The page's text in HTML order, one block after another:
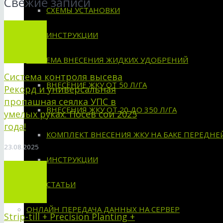
СХЕМЫ УСТАНОВКИ
ИНСТРУКЦИИ
СИСТЕМА ВНЕСЕНИЯ ЖИДКИХ УДОБРЕНИЙ
ВНЕСЕНИЕ ЖКУ ОТ 50 Л/ГА
ВНЕСЕНИЯ ЖКУ ОТ 20 ДО 350 Л/ГА
КОМПЛЕКТ ВНЕСЕНИЯ ЖКУ НА БАКЕ
ИНСТРУКЦИИ
СТАТЬИ
ОНЛАЙН ПЕРЕДАЧА ДАННЫХ НА СЕРВЕР
Система контроля высева
Рекорд и универсальная
пропашная сеялка УПС в
умелых руках. Посев сои 2025
года!
23.08.2025
Strip-till + Precision Planting +